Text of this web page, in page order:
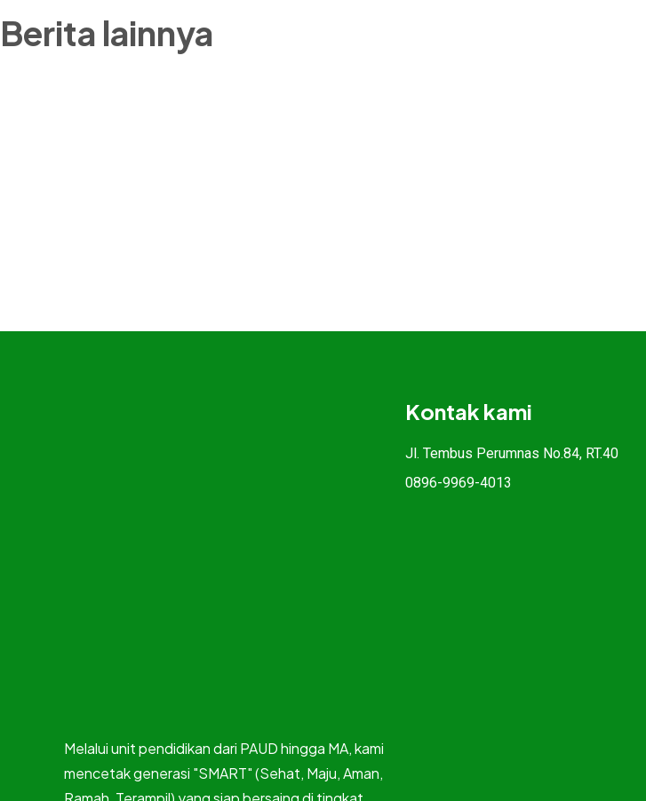
Berita lainnya
Melalui unit pendidikan dari PAUD hingga MA, kami
mencetak generasi "SMART" (Sehat, Maju, Aman,
Kontak kami
Jl. Tembus Perumnas No.84, RT.40
0896-9969-4013